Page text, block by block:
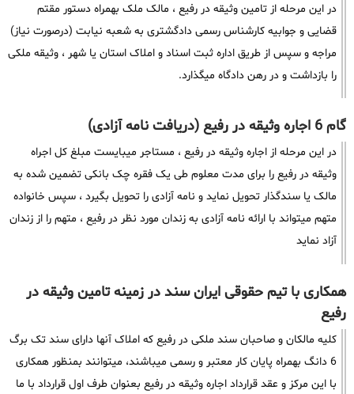
در این مرحله از تامین وثیقه در رفیع ، مالک ملک بهمراه دستور مقتم
قضایی و جوابیه کارشناس رسمی دادگشتری به شعبه نیابت (درصورت نیاز)
مراجه و سپس از طریق اداره ثبت اسناد و املاک استان یا شهر ، وثیقه ملکی
را بازداشت و در رهن دادگاه میگذارد.
گام 6 اجاره وثیقه در رفیع (دریافت نامه آزادی)
در این مرحله از اجاره وثیقه در رفیع ، مستاجر میبایست مبلغ کل اجراه
وثیقه در رفیع را برای مدت معلوم طی یک فقره چک بانکی تضمین شده به
مالک یا سندگذار تحویل نماید و نامه آزادی را تحویل بگیرد ، سپس خانواده
متهم میتواند با ارائه نامه آزادی به زندان مورد نظر در رفیع ، متهم را از زندان
آزاد نماید
همکاری با تیم حقوقی ایران سند در زمینه تامین وثیقه در
رفیع
کلیه مالکان و صاحبان سند ملکی در رفیع که املاک آنها دارای سند تک برگ
6 دانگ بهمراه پایان کار معتبر و رسمی میباشند، میتوانند بمنظور همکاری
با این مرکز و عقد قرارداد اجاره وثیقه در رفیع بعنوان طرف اول قرارداد با ما